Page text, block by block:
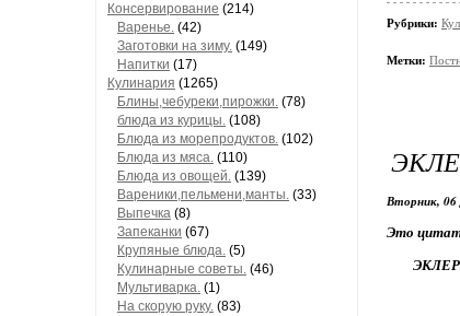
Консервирование (214)
Варенье. (42)
Заготовки на зиму. (149)
Напитки (17)
Кулинария (1265)
Блины,чебуреки,пирожки. (78)
блюда из курицы. (108)
Блюда из морепродуктов. (102)
Блюда из мяса. (110)
Блюда из овощей. (139)
Вареники,пельмени,манты. (33)
Выпечка (8)
Запеканки (67)
Крупяные блюда. (5)
Кулинарные советы. (46)
Мультиварка. (1)
На скорую руку. (83)
Рубрики:
Метки:
Вторник, 06
Это